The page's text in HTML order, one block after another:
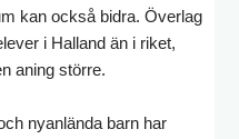
kan också bidra. Överlag
i Halland än i riket,
aning större.
nyanlända barn har